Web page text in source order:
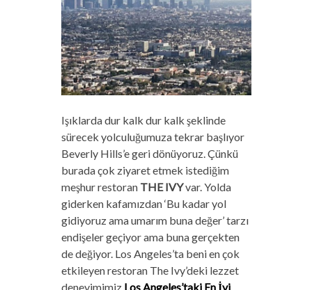
Işıklarda dur kalk dur kalk şeklinde
sürecek yolculuğumuza tekrar başlıyor
Beverly Hills’e geri dönüyoruz. Çünkü
burada çok ziyaret etmek istediğim
meşhur restoran THE IVYvar. Yolda
giderken kafamızdan ‘Bu kadar yol
gidiyoruz ama umarım buna değer’ tarzı
endişeler geçiyor ama buna gerçekten
de değiyor. Los Angeles’ta beni en çok
etkileyen restoran The Ivy’deki lezzet
deneyimimiz Los Angeles’taki En İyi